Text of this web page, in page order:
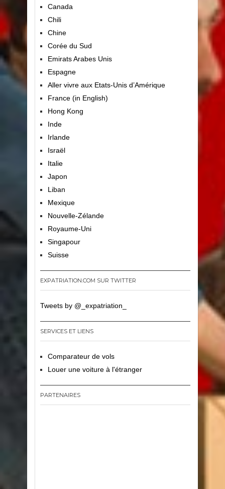
Canada
Chili
Chine
Corée du Sud
Emirats Arabes Unis
Espagne
Aller vivre aux Etats-Unis d’Amérique
France (in English)
Hong Kong
Inde
Irlande
Israël
Italie
Japon
Liban
Mexique
Nouvelle-Zélande
Royaume-Uni
Singapour
Suisse
EXPATRIATION.COM SUR TWITTER
Tweets by @_expatriation_
SERVICES ET LIENS
Comparateur de vols
Louer une voiture à l'étranger
PARTENAIRES